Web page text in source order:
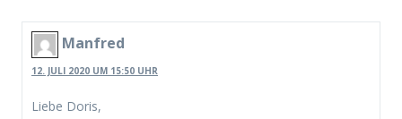
Manfred
12. JULI 2020 UM 15:50 UHR
Liebe Doris,